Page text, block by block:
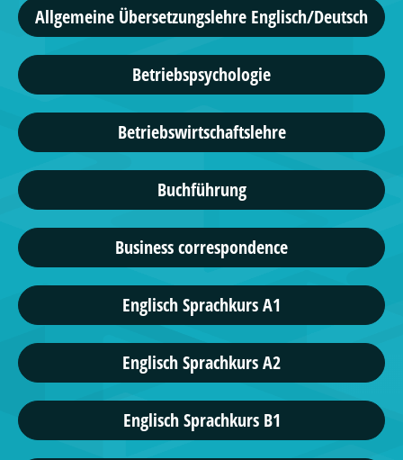
Allgemeine Übersetzungslehre Englisch/Deutsch
Betriebspsychologie
Betriebswirtschaftslehre
Buchführung
Business correspondence
Englisch Sprachkurs A1
Englisch Sprachkurs A2
Englisch Sprachkurs B1